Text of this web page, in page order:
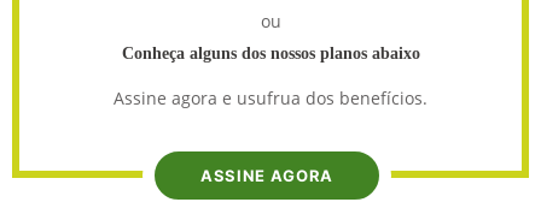
ou
Conheça alguns dos nossos planos abaixo
Assine agora e usufrua dos benefícios.
ASSINE AGORA